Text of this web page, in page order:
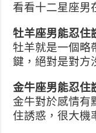
看看十二星座男
牡羊座男能忍住
牡羊就是一個略
鍵，絕對是對方
金牛座男能忍住
金牛對於感情有
住誘惑，很大機